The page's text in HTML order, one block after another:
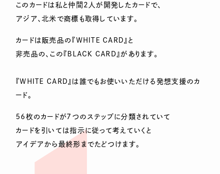
このカードは私と仲間2人が開発したカードで、
アジア、北米で商標も取得しています。
カードは販売品の『WHITE CARD』と
非売品の、この『BLACK CARD』があります。
『WHITE CARD』は誰でもお使いいただける発想支援のカ
ード。
56枚のカードが７つのステップに分類されていて
カードを引いては指示に従って考えていくと
アイデアから最終形までたどつけます。